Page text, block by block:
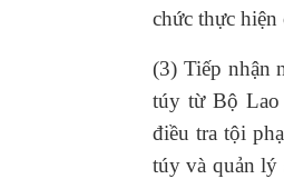
chức thực
(3) Tiếp nhận
túy từ Bộ Lao
điều tra tội
túy và quản lý